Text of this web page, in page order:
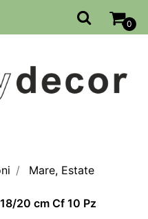
0
Mare, Estate
20 cm Cf 10 Pz